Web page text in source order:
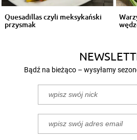
Quesadillas czyli meksykański
przysmak
Bądź na bieżąco – wysyłamy